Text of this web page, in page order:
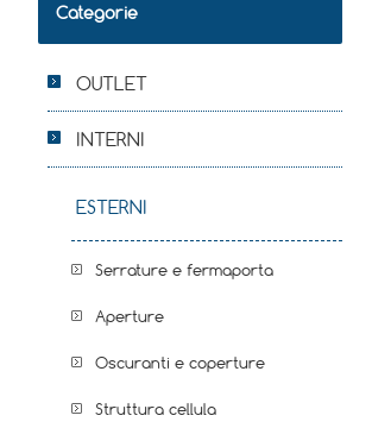
Categorie
OUTLET
INTERNI
ESTERNI
Serrature e fermaporta
Aperture
Oscuranti e coperture
Struttura cellula